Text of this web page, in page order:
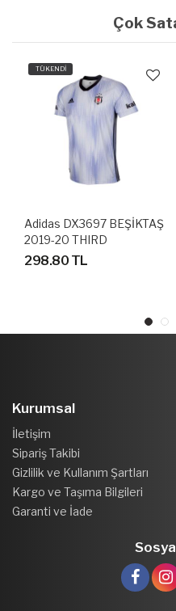
Çok
TÜKENDİ
Adidas DX3697 BEŞİKTAŞ
2019-20 THIRD
FUTBOLCU FORMASI
298.80 TL
Kurumsal
İletişim
Sipariş Takibi
Gizlilik ve Kullanım Şartları
Kargo ve Taşıma Bilgileri
Garanti ve İade